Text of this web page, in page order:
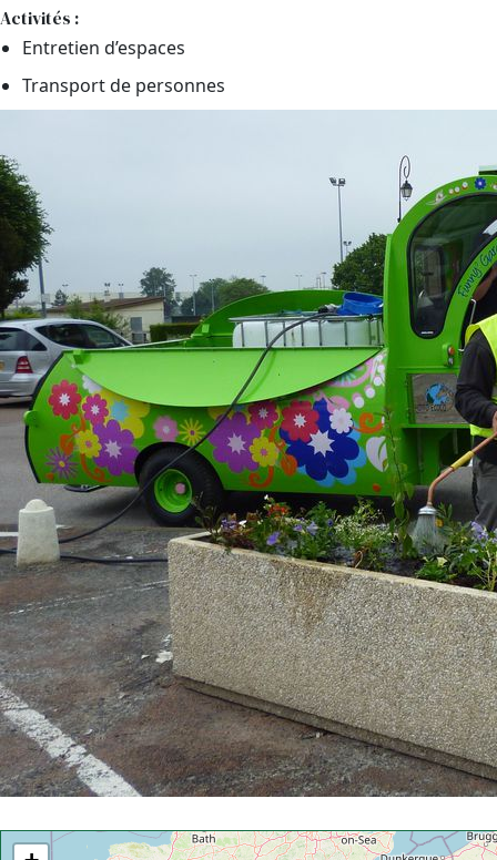
Activités :
Entretien d’espaces
Transport de personnes